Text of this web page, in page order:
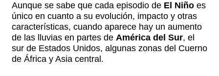
Aunque se sabe que cada episodio de El Niño es
único en cuanto a su evolución, impacto y otras
características, cuando aparece hay un aumento
de las lluvias en partes de América del Sur, el
sur de Estados Unidos, algunas zonas del Cuerno
de África y Asia central.